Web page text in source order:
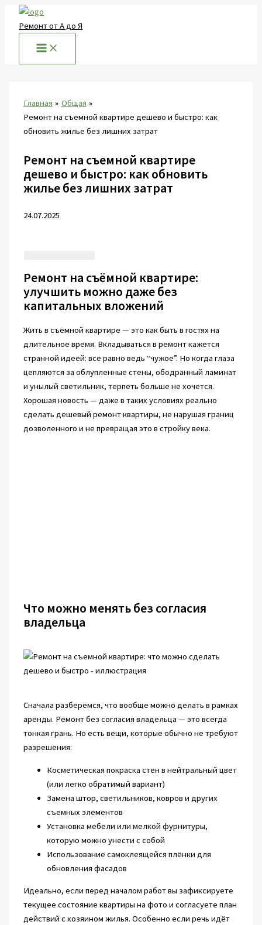
Перейти
Ремонт от А до Я
Главная
Общая
Ремонт на съемной квартире дешево и быстро: как
обновить жилье без лишних затрат
Ремонт на съемной квартире
дешево и быстро: как обновить
жилье без лишних затрат
24.07.2025
Ремонт на съёмной квартире:
улучшить можно даже без
капитальных вложений
Жить в съёмной квартире — это как быть в гостях на
длительное время. Вкладываться в ремонт кажется
странной идеей: всё равно ведь “чужое”. Но когда глаза
цепляются за облупленные стены, ободранный ламинат
и унылый светильник, терпеть больше не хочется.
Хорошая новость — даже в таких условиях реально
сделать дешевый ремонт квартиры, не нарушая границ
дозволенного и не превращая это в стройку века.
Что можно менять без согласия
владельца
Сначала разберёмся, что вообще можно делать в рамках
аренды. Ремонт без согласия владельца — это всегда
тонкая грань. Но есть вещи, которые обычно не требуют
разрешения:
Косметическая покраска стен в нейтральный цвет
(или легко обратимый вариант)
Замена штор, светильников, ковров и других
съемных элементов
Установка мебели или мелкой фурнитуры,
которую можно унести с собой
Использование самоклеящейся плёнки для
обновления фасадов
Идеально, если перед началом работ вы зафиксируете
текущее состояние квартиры на фото и согласуете план
действий с хозяином жилья. Особенно если речь идёт